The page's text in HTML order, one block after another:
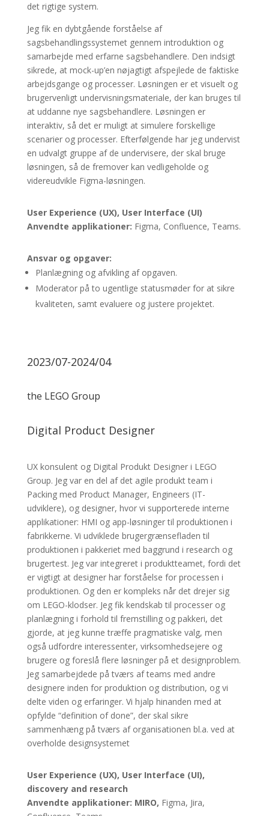
det rigtige system.
Jeg fik en dybtgående forståelse af
sagsbehandlingssystemet gennem introduktion og
samarbejde med erfarne sagsbehandlere. Den indsigt
sikrede, at mock-up’en nøjagtigt afspejlede de faktiske
arbejdsgange og processer. Løsningen er et visuelt og
brugervenligt undervisningsmateriale, der kan bruges til
at uddanne nye sagsbehandlere. Løsningen er
interaktiv, så det er muligt at simulere forskellige
scenarier og processer. Efterfølgende har jeg undervist
en udvalgt gruppe af de undervisere, der skal bruge
løsningen, så de fremover kan vedligeholde og
videreudvikle Figma-løsningen.
User Experience (UX), User Interface (UI)
Anvendte applikationer: Figma, Confluence, Teams.
Ansvar og opgaver:
Planlægning og afvikling af opgaven.
Moderator på to ugentlige statusmøder for at sikre
kvaliteten, samt evaluere og justere projektet.
2023/07-2024/04
the LEGO Group
Digital Product Designer
UX konsulent og Digital Produkt Designer i LEGO
Group. Jeg var en del af det agile produkt team i
Packing med Product Manager, Engineers (IT-
udviklere), og designer, hvor vi supporterede interne
applikationer: HMI og app-løsninger til produktionen i
fabrikkerne. Vi udviklede brugergrænsefladen til
produktionen i pakkeriet med baggrund i research og
brugertest. Jeg var integreret i produktteamet, fordi det
er vigtigt at designer har forståelse for processen i
produktionen. Og den er kompleks når det drejer sig
om LEGO-klodser. Jeg fik kendskab til processer og
planlægning i forhold til fremstilling og pakkeri, det
gjorde, at jeg kunne træffe pragmatiske valg, men
også udfordre interessenter, virksomhedsejere og
brugere og foreslå flere løsninger på et designproblem.
Jeg samarbejdede på tværs af teams med andre
designere inden for produktion og distribution, og vi
delte viden og erfaringer. Vi hjalp hinanden med at
opfylde “definition of done”, der skal sikre
sammenhæng på tværs af organisationen bl.a. ved at
overholde designsystemet
User Experience (UX), User Interface (UI),
discovery and research
Anvendte applikationer: MIRO, Figma, Jira,